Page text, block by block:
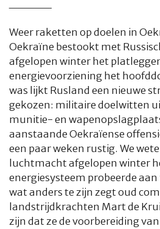
Weer raketten op doelen in
Oekraïne bestookt met
afgelopen winter het
energievoorziening het
was lijkt Rusland een nieuwe
gekozen: militaire doelwitten
munitie- en
aanstaande Oekraïense
een paar weken rustig. We
luchtmacht afgelopen winter
energiesysteem probeerde
wat anders te zijn zegt oud
landstrijdkrachten Mart de
zijn dat ze de voorbereiding